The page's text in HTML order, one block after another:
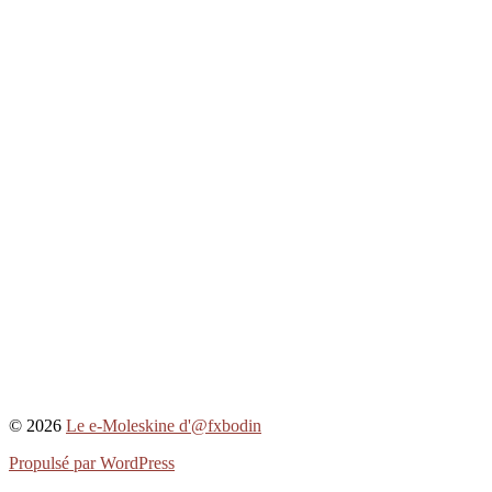
© 2026 Le e-Moleskine d'@fxbodin
Propulsé par WordPress